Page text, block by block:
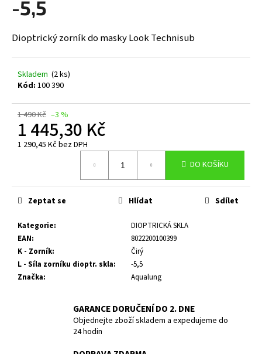
-5,5
Dioptrický zorník do masky Look Technisub
Skladem (2 ks)
Kód: 100 390
1 490 Kč –3 %
1 445,30 Kč
1 290,45 Kč bez DPH
DO KOŠÍKU
Kategorie:
DIOPTRICKÁ SKLA
EAN:
8022200100399
K - Zorník:
Čirý
L - Síla zorníku dioptr. skla:
-5,5
Značka: Aqualung
Zeptat se Hlídat Sdílet
GARANCE DORUČENÍ DO 2. DNE
Objednejte zboží skladem a expedujeme do
24 hodin
a
j
í
t
?
HLEDAT
D
o
o
u
u